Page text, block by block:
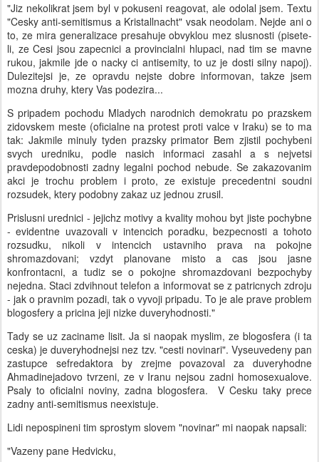
"Jiz nekolikrat jsem byl v pokuseni reagovat, ale odolal jsem. Textu
"Cesky anti-semitismus a Kristallnacht" vsak neodolam. Nejde ani o
to, ze mira generalizace presahuje obvyklou mez slusnosti (pisete-
li, ze Cesi jsou zapecnici a provincialni hlupaci, nad tim se mavne
rukou, jakmile jde o nacky ci antisemity, to uz je dosti silny napoj).
Dulezitejsi je, ze opravdu nejste dobre informovan, takze jsem
mozna druhy, ktery Vas podezira...
S pripadem pochodu Mladych narodnich demokratu po prazskem
zidovskem meste (oficialne na protest proti valce v Iraku) se to ma
tak: Jakmile minuly tyden prazsky primator Bem zjistil pochybeni
svych uredniku, podle nasich informaci zasahl a s nejvetsi
pravdepodobnosti zadny legalni pochod nebude. Se zakazovanim
akci je trochu problem i proto, ze existuje precedentni soudni
rozsudek, ktery podobny zakaz uz jednou zrusil.
Prislusni urednici - jejichz motivy a kvality mohou byt jiste pochybne
- evidentne uvazovali v intencich poradku, bezpecnosti a tohoto
rozsudku, nikoli v intencich ustavniho prava na pokojne
shromazdovani; vzdyt planovane misto a cas jsou jasne
konfrontacni, a tudiz se o pokojne shromazdovani bezpochyby
nejedna. Staci zdvihnout telefon a informovat se z patricnych zdroju
- jak o pravnim pozadi, tak o vyvoji pripadu. To je ale prave problem
blogosfery a pricina jeji nizke duveryhodnosti."
Tady se uz zaciname lisit. Ja si naopak myslim, ze blogosfera (i ta
ceska) je duveryhodnejsi nez tzv. "cesti novinari". Vyseuvedeny pan
zastupce sefredaktora by zrejme povazoval za duveryhodne
Ahmadinejadovo tvrzeni, ze v Iranu nejsou zadni homosexualove.
Psaly to oficialni noviny, zadna blogosfera. V Cesku taky prece
zadny anti-semitismus neexistuje.
Lidi nepospineni tim sprostym slovem "novinar" mi naopak napsali:
"Vazeny pane Hedvicku,